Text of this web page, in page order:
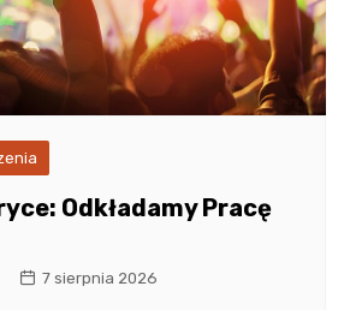
Odkładamy Pracę
7 sierpnia 2026